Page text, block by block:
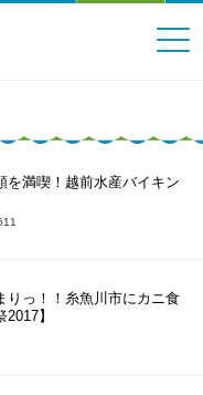
を満喫！越前水産バイキン
りっ！！糸魚川市にカニ食
】